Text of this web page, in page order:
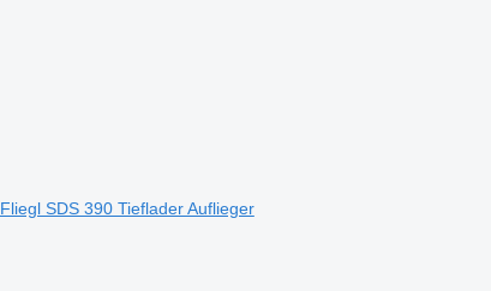
Fliegl SDS 390 Tieflader Auflieger